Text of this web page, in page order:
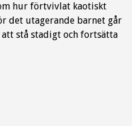
hur förtvivlat kaotiskt
det utagerande barnet går
stå stadigt och fortsätta